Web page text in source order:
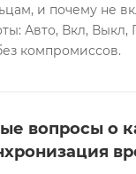
и почему не
Авто, Вкл, Выкл,
компромиссов.
вопросы о